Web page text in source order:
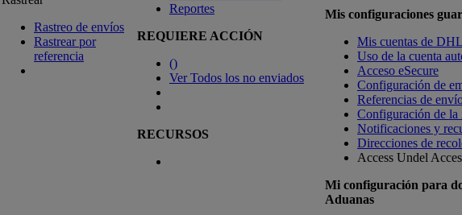
Rastreo de envíos
Rastrear por
referencia
Reportes
REQUIERE ACCIÓN
()
Ver Todos los no enviados
RECURSOS
Mis configuraciones
Mis cuentas de
Uso de la cuenta
Acceso eSecure
Configuración de
Referencias de
Configuración de la
Notificaciones y
Direcciones de
Access Undel
Mi configuración para
Aduanas